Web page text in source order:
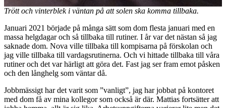
Trött och vinterblek i väntan på att solen ska komma tillbaka.
Januari 2021 började på många sätt som dom flesta januari med en
massa helgdagar och så tillbaka till rutiner. I år var det nästan så jag
saknade dom. Nova ville tillbaka till kompisarna på förskolan och
jag ville tillbaka till vardagsrutinerna. Och vi hittade tillbaka till våra
rutiner och det var härligt att göra det. Fast jag ser fram emot påsken
och den långhelg som väntar då.
Jobbmässigt har det varit som ”vanligt”, jag har jobbat på kontoret
med dom få av mina kollegor som också är där. Mattias fortsätter att